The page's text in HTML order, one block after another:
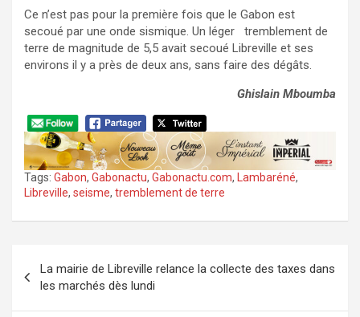
Ce n’est pas pour la première fois que le Gabon est
secoué par une onde sismique. Un léger tremblement de
terre de magnitude de 5,5 avait secoué Libreville et ses
environs il y a près de deux ans, sans faire des dégâts.
Ghislain Mboumba
Tags: Gabon, Gabonactu, Gabonactu.com, Lambaréné,
Libreville, seisme, tremblement de terre
de
l’article
La mairie de Libreville relance la collecte des taxes dans
les marchés dès lundi